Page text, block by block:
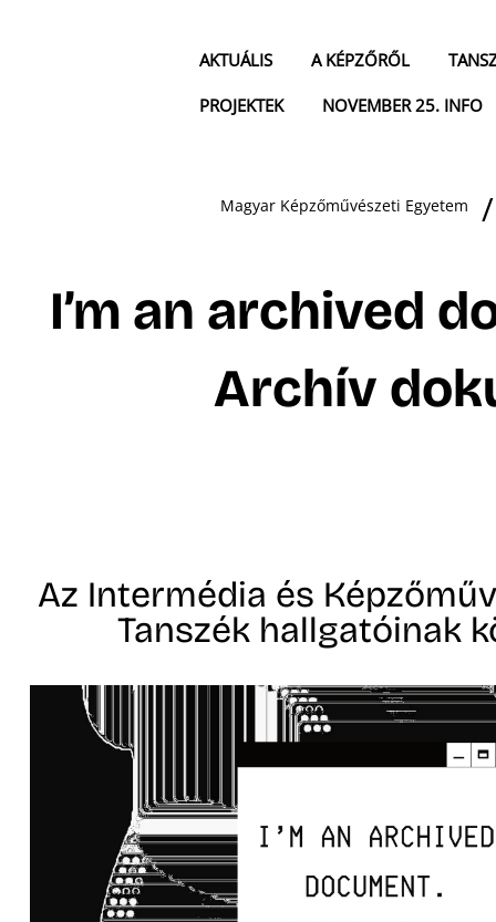
AKTUÁLIS A KÉPZŐRŐL
PROJEKTEK
NOVEMBER 25. INFO
Magyar Képzőművészeti Egyetem
I’m an archived
Archív
Az Intermédia és
Tanszék hallgatóinak